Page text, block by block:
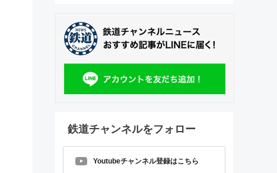
鉄道チャンネルをフォロー
Youtubeチャンネル登録はこちら